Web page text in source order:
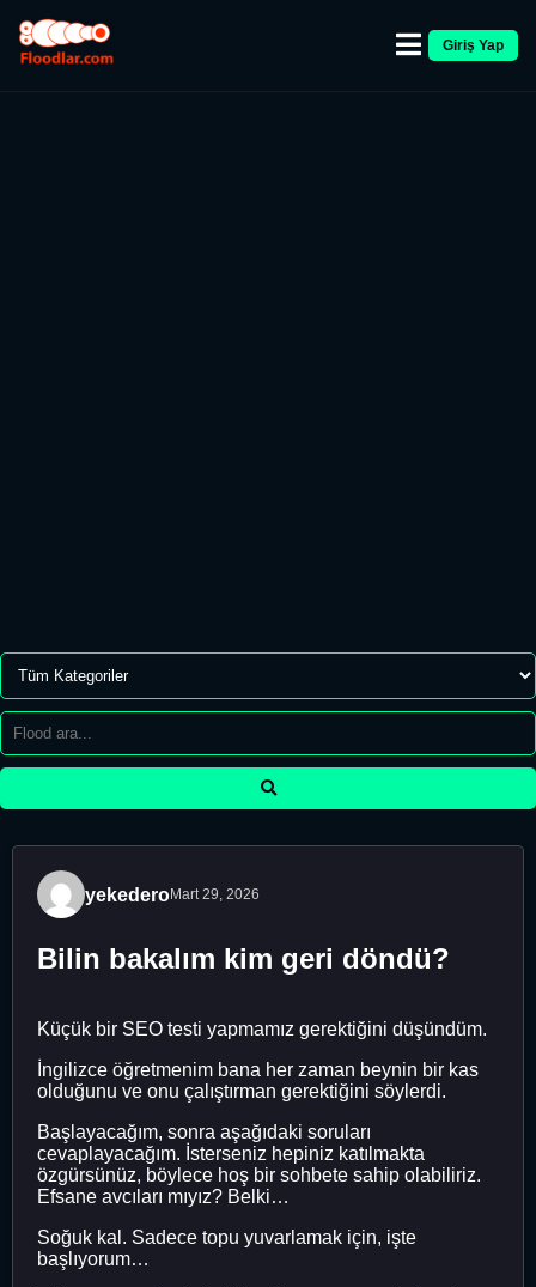
Giriş Yap
yekederoMart 29, 2026
Bilin bakalım kim geri döndü?
Küçük bir SEO testi yapmamız gerektiğini düşündüm.
İngilizce öğretmenim bana her zaman beynin bir kas
olduğunu ve onu çalıştırman gerektiğini söylerdi.
Başlayacağım, sonra aşağıdaki soruları
cevaplayacağım. İsterseniz hepiniz katılmakta
özgürsünüz, böylece hoş bir sohbete sahip olabiliriz.
Efsane avcıları mıyız? Belki…
Soğuk kal. Sadece topu yuvarlamak için, işte
başlıyorum…